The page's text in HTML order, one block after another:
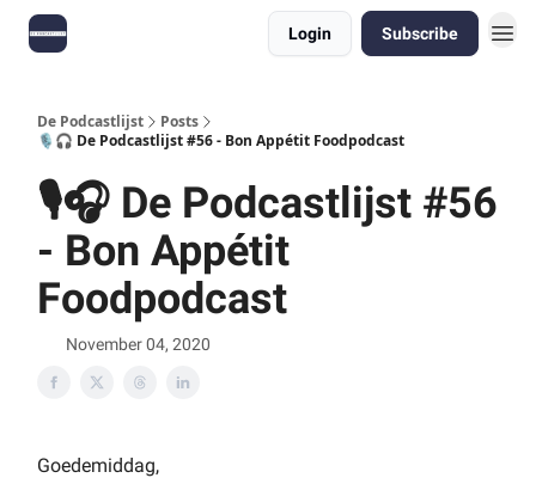
Login Subscribe
De Podcastlijst
Posts
🎙🎧 De Podcastlijst #56 - Bon Appétit Foodpodcast
🎙🎧 De Podcastlijst #56
- Bon Appétit
Foodpodcast
November 04, 2020
Goedemiddag,